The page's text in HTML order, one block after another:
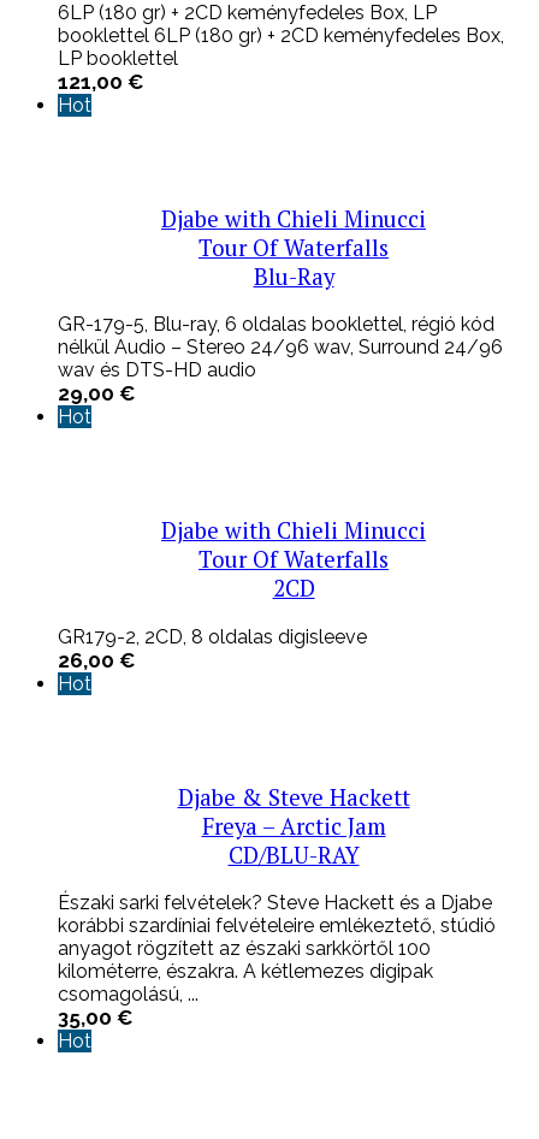
6LP (180 gr) + 2CD keményfedeles Box, LP
booklettel 6LP (180 gr) + 2CD keményfedeles Box,
LP booklettel
121,00 €
Hot
Djabe with Chieli Minucci
Tour Of Waterfalls
Blu-Ray
GR-179-5, Blu-ray, 6 oldalas booklettel, régió kód
nélkül Audio – Stereo 24/96 wav, Surround 24/96
wav és DTS-HD audio
29,00 €
Hot
Djabe with Chieli Minucci
Tour Of Waterfalls
2CD
GR179-2, 2CD, 8 oldalas digisleeve
26,00 €
Hot
Djabe & Steve Hackett
Freya – Arctic Jam
CD/BLU-RAY
Északi sarki felvételek? Steve Hackett és a Djabe
korábbi szardíniai felvételeire emlékeztető, stúdió
anyagot rögzített az északi sarkkörtől 100
kilométerre, északra. A kétlemezes digipak
csomagolású, ...
35,00 €
Hot